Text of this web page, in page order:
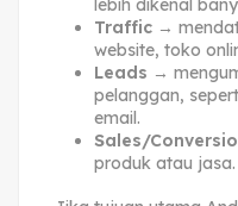
lebih dikenal
Traffic→
website, toko
Leads →
pelanggan,
email.
Sales/
produk atau jasa.